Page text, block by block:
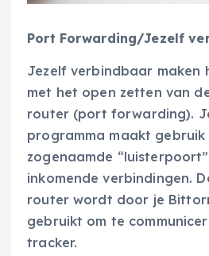
Port Forwarding/Jezelf
Jezelf verbindbaar maken
met het open zetten van
router (port forwarding).
programma maakt gebruik
zogenaamde
inkomende verbindingen.
router wordt door je
gebruikt om te
tracker.